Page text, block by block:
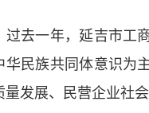
一年，延吉市工商
华民族共同体意识为
量发展、民营企业社